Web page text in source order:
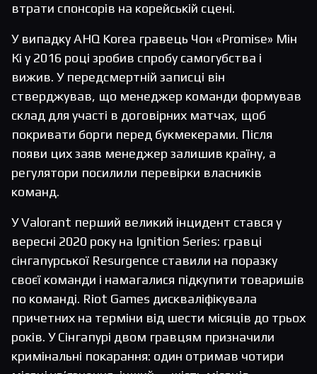
втрати спонсорів на корейській сцені.
У випадку AHQ Korea гравець Чон «Promise» Мін
Кі у 2016 році зробив спробу самогубства і
вижив. У передсмертній записці він
стверджував, що менеджер команди формував
склад для участі в договірних матчах, щоб
покривати борги перед букмекерами. Після
появи цих заяв менеджер залишив країну, а
регулятори посилили перевірки власників
команд.
У Valorant перший великий інцидент стався у
вересні 2020 року на Ignition Series: гравці
сінгапурської Resurgence ставили на поразку
своєї команди і намагалися підкупити товаришів
по команді. Riot Games дискваліфікувала
причетних на терміни від шести місяців до трьох
років. У Сінгапурі двом гравцям призначили
кримінальні покарання: один отримав чотири